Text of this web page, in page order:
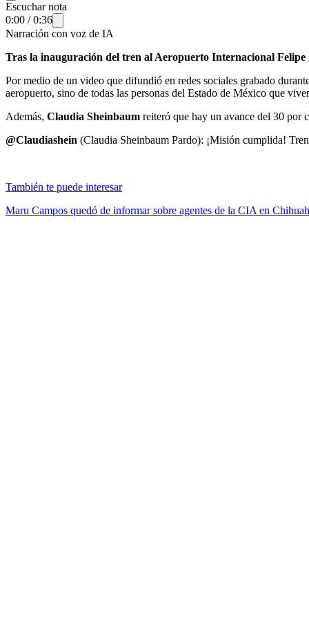
Escuchar nota
0:00 /0:36
Narración con voz de IA
Tras la inauguración del tren al Aeropuerto Internacional
Por medio de un video que difundió en redes sociales grabado
aeropuerto, sino de todas las personas del Estado de México que
Además, Claudia Sheinbaum reiteró que hay un avance del 30 por
@Claudiashein (Claudia Sheinbaum Pardo): ¡Misión cumplida!
También te puede interesar
Maru Campos quedó de informar sobre agentes de la CIA en